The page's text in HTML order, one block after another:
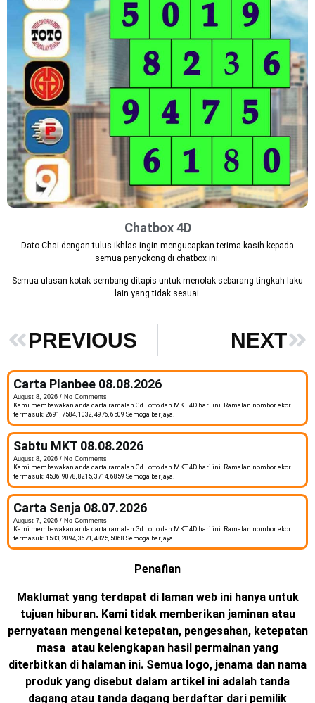
Chatbox 4D
Dato Chai dengan tulus ikhlas ingin mengucapkan terima kasih kepada
semua penyokong di chatbox ini.
Semua ulasan kotak sembang ditapis untuk menolak sebarang tingkah laku
lain yang tidak sesuai.
PREVIOUS NEXT
Carta Planbee 08.08.2026
August 8, 2026
No Comments
Kami membawakan anda carta ramalan Gd Lotto dan MKT 4D hari ini. Ramalan nombor ekor
termasuk: 2691, 7584, 1032, 4976, 6509 Semoga berjaya!
Sabtu MKT 08.08.2026
August 8, 2026
No Comments
Kami membawakan anda carta ramalan Gd Lotto dan MKT 4D hari ini. Ramalan nombor ekor
termasuk: 4536, 9078, 8215, 3714, 6859 Semoga berjaya!
Carta Senja 08.07.2026
August 7, 2026
No Comments
Kami membawakan anda carta ramalan Gd Lotto dan MKT 4D hari ini. Ramalan nombor ekor
termasuk: 1583, 2094, 3671, 4825, 5068 Semoga berjaya!
Penafian
Maklumat yang terdapat di laman web ini hanya untuk
tujuan hiburan. Kami tidak memberikan jaminan atau
pernyataan mengenai ketepatan, pengesahan, ketepatan
masa atau kelengkapan hasil permainan yang
diterbitkan di halaman ini. Semua logo, jenama dan nama
produk yang disebut dalam artikel ini adalah tanda
dagang atau tanda dagang berdaftar dari pemilik